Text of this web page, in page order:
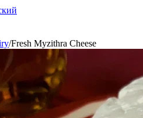
/Fresh Myzithra Cheese